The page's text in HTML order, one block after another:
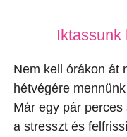
Iktassunk
Nem kell órákon át
hétvégére
Már egy pár
a stresszt és